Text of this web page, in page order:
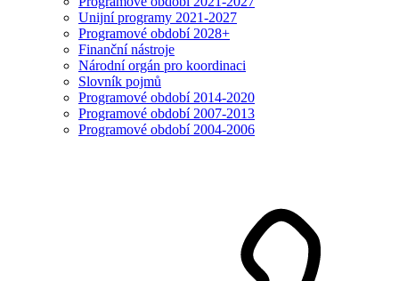
Unijní programy 2021-2027
Programové období 2028+
Finanční nástroje
Národní orgán pro koordinaci
Slovník pojmů
Programové období 2014-2020
Programové období 2007-2013
Programové období 2004-2006